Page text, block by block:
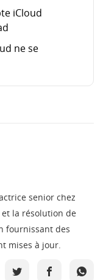
iCloud
ne se
senior chez
la résolution de
fournissant des
mises à jour.